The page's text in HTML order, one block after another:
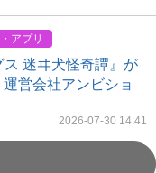
アプリ
ス 迷ヰ犬怪奇譚』が
営会社アンビショ
2026-07-30 14:41